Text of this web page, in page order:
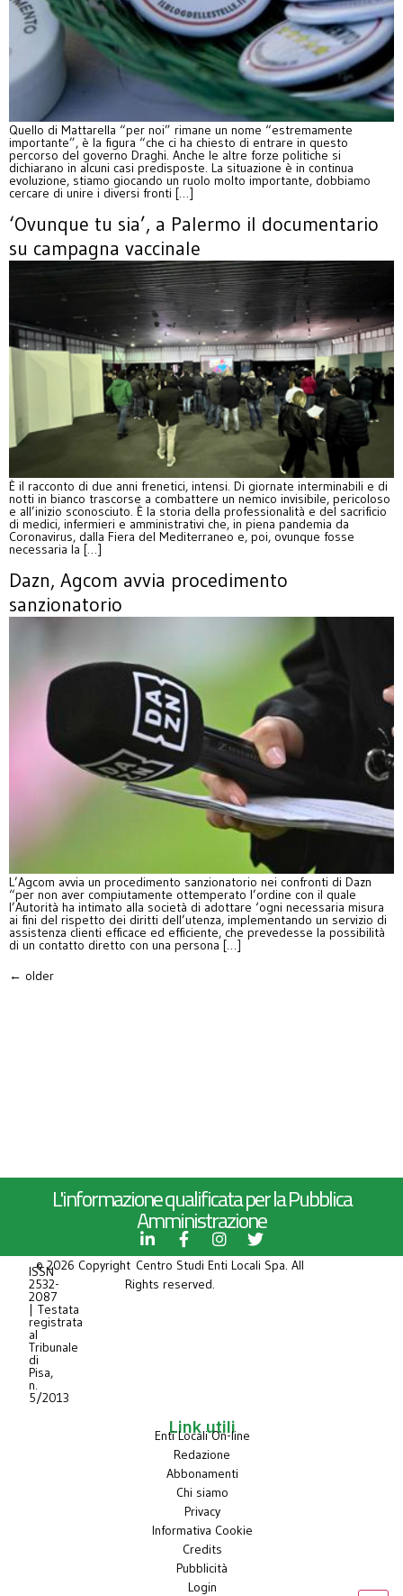
Quello di Mattarella “per noi” rimane un nome “estremamente
importante”, è la figura “che ci ha chiesto di entrare in questo
percorso del governo Draghi. Anche le altre forze politiche si
dichiarano in alcuni casi predisposte. La situazione è in continua
evoluzione, stiamo giocando un ruolo molto importante, dobbiamo
cercare di unire i diversi fronti […]
‘Ovunque tu sia’, a Palermo il documentario
su campagna vaccinale
È il racconto di due anni frenetici, intensi. Di giornate interminabili e di
notti in bianco trascorse a combattere un nemico invisibile, pericoloso
e all’inizio sconosciuto. È la storia della professionalità e del sacrificio
di medici, infermieri e amministrativi che, in piena pandemia da
Coronavirus, dalla Fiera del Mediterraneo e, poi, ovunque fosse
necessaria la […]
Dazn, Agcom avvia procedimento
sanzionatorio
L’Agcom avvia un procedimento sanzionatorio nei confronti di Dazn
“per non aver compiutamente ottemperato l’ordine con il quale
l’Autorità ha intimato alla società di adottare ‘ogni necessaria misura
ai fini del rispetto dei diritti dell’utenza, implementando un servizio di
assistenza clienti efficace ed efficiente, che prevedesse la possibilità
di un contatto diretto con una persona […]
← older
L'informazione qualificata per la Pubblica
Amministrazione
ISSN
2532-
2087
| Testata
registrata
al
Tribunale
di
Pisa,
n.
5/2013
© 2026 Copyright Centro Studi Enti Locali Spa. All
Rights reserved.
Link utili
Enti Locali On-line
Redazione
Abbonamenti
Chi siamo
Privacy
Informativa Cookie
Credits
Pubblicità
Login